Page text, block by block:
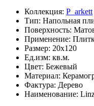
Коллекция: P_arkett
Тип: Напольная
Поверхность:
Применение:
Размер: 20x120
Ед.изм: кв.м.
Цвет: Бежевый
Материал:
Фактура: Дерево
Наименование: